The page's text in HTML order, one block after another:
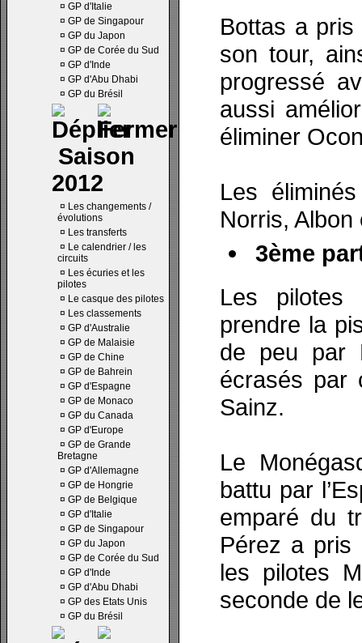
¤ GP d'Italie
¤ GP de Singapour
¤ GP du Japon
¤ GP de Corée du Sud
¤ GP d'Inde
¤ GP d'Abu Dhabi
¤ GP du Brésil
Saison
2012
¤ Les changements /
évolutions
¤ Les transferts
¤ Le calendrier / les
circuits
¤ Les écuries et les
pilotes
¤ Le casque des pilotes
¤ Les classements
¤ GP d'Australie
¤ GP de Malaisie
¤ GP de Chine
¤ GP de Bahrein
¤ GP d'Espagne
¤ GP de Monaco
¤ GP du Canada
¤ GP d'Europe
¤ GP de Grande
Bretagne
¤ GP d'Allemagne
¤ GP de Hongrie
¤ GP de Belgique
¤ GP d'Italie
¤ GP de Singapour
¤ GP du Japon
¤ GP de Corée du Sud
¤ GP d'Inde
¤ GP d'Abu Dhabi
¤ GP des Etats Unis
¤ GP du Brésil
Bottas a
son tour,
progressé
aussi
éliminer
Les
Norris, Albon
3ème
Les pilotes
prendre la
de peu par
écrasés par
Sainz.
Le
battu par
emparé du
Pérez a pris
les pilotes
seconde de